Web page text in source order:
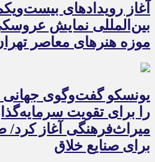
آغاز رویدادهای
بین‌المللی نمایش
موزه هنرهای معاصر
یونسکو گفت‌وگوی جهانی
را برای تقویت
میراث‌فرهنگی آغاز کرد/
برای صنایع خلاق